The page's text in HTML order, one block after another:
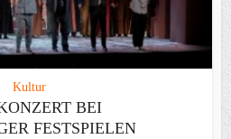
Kultur
BEI
FESTSPIELEN